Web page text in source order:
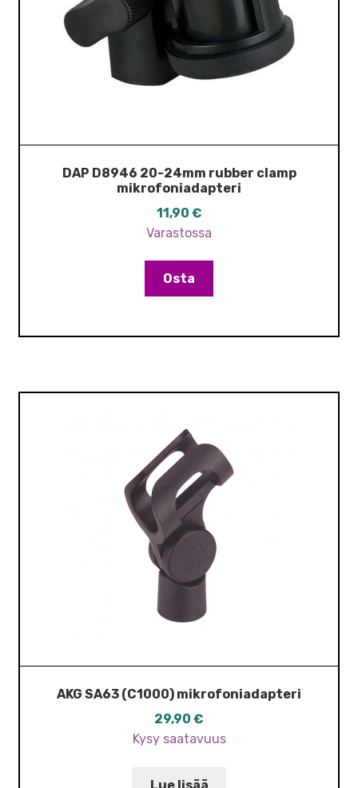
DAP D8946 20-24mm rubber clamp
mikrofoniadapteri
11,90 €
Varastossa
Osta
AKG SA63 (C1000) mikrofoniadapteri
29,90 €
Kysy saatavuus
Lue lisää